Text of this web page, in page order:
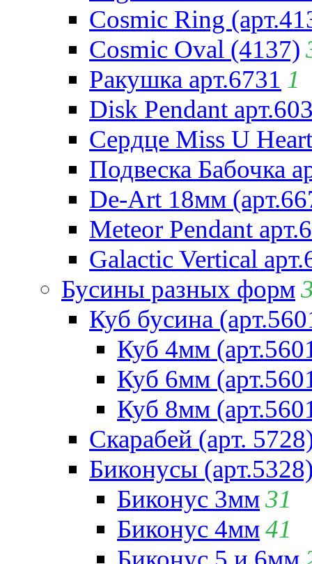
Cosmic Ring
Cosmic Oval (4137)
Ракушка арт.6731 1
Disk Pendant
Сердце Miss U
Подвеска Бабочка
De-Art 18мм
Meteor Pendant
Galactic Vertical
Бусины разных форм
Куб бусина
Куб 4мм
Куб 6мм
Куб 8мм
Скарабей (арт.
Биконусы
Биконус 3мм31
Биконус 4мм41